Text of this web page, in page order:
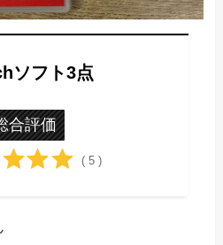
ソフト3点
合評価
( 5 )